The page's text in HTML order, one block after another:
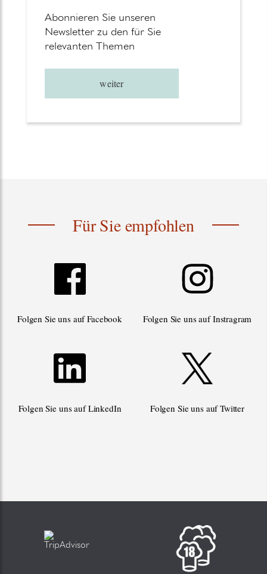
Abonnieren Sie unseren
Newsletter zu den für Sie
relevanten Themen
weiter
Für Sie empfohlen
Folgen Sie uns auf Facebook Folgen Sie uns auf Instragram
Folgen Sie uns auf LinkedIn Folgen Sie uns auf Twitter